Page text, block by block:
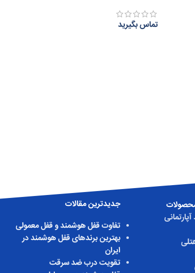
تماس بگیرید
جدیدترین مقالات
تفاوت قفل هوشمند و قفل معمولی
بهترین برندهای قفل هوشمند در
ایران
تقویت درب ضد سرقت